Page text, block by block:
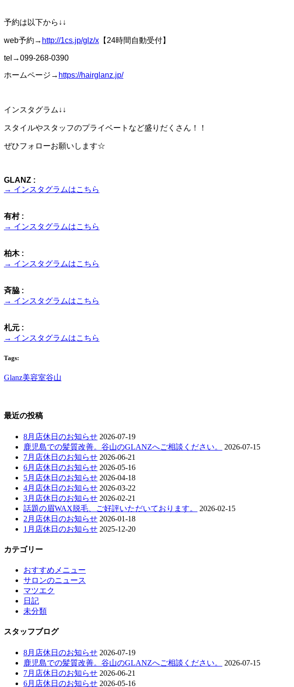
予約は以下から↓↓
web予約→ http://1cs.jp/glz/x 【24時間自動受付】
tel→099-268-0390
ホームページ→ https://hairglanz.jp/
インスタグラム↓↓
スタイルやスタッフのプライベートなど盛りだくさん！！
ぜひフォローお願いします☆
GLANZ :
→ インスタグラムはこちら
有村 :
→ インスタグラムはこちら
柏木 :
→ インスタグラムはこちら
斉脇 :
→ インスタグラムはこちら
札元 :
→ インスタグラムはこちら
Tags:
Glanz美容室谷山
最近の投稿
8月店休日のお知らせ 2026-07-19
鹿児島での髪質改善。谷山のGLANZへご相談ください。
2026-07-15
7月店休日のお知らせ 2026-06-21
6月店休日のお知らせ 2026-05-16
5月店休日のお知らせ 2026-04-18
4月店休日のお知らせ 2026-03-22
3月店休日のお知らせ 2026-02-21
話題の眉WAX脱毛、ご好評いただいております。
2026-02-15
2月店休日のお知らせ 2026-01-18
1月店休日のお知らせ 2025-12-20
カテゴリー
おすすめメニュー
サロンのニュース
マツエク
日記
未分類
スタッフブログ
8月店休日のお知らせ 2026-07-19
鹿児島での髪質改善。谷山のGLANZへご相談ください。
2026-07-15
7月店休日のお知らせ 2026-06-21
6月店休日のお知らせ 2026-05-16